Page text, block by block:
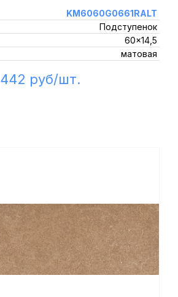
KM6060G0661RALT
Подступенок
60x14,5
матовая
442 руб/шт.